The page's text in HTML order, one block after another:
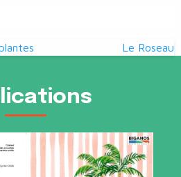
Le Roseau